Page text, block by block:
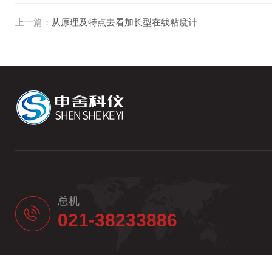
上一篇： 从原理及特点去看加长型在线粘度计
总机
021-38233886